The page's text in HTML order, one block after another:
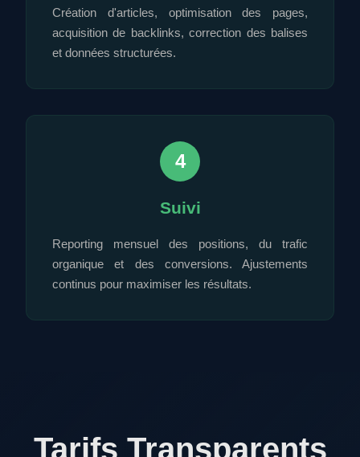
Création d'articles, optimisation des pages,
acquisition de backlinks, correction des balises
et données structurées.
4
Suivi
Reporting mensuel des positions, du trafic
organique et des conversions. Ajustements
continus pour maximiser les résultats.
Tarifs Transparents